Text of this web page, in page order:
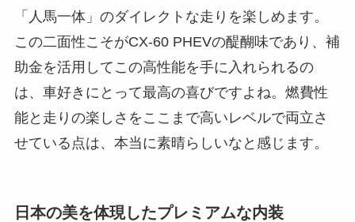
「人馬一体」のダイレクトな走りを楽しめます。
この二面性こそがCX-60 PHEVの醍醐味であり、補
助金を活用してこの高性能を手に入れられるの
は、車好きにとって最高の喜びですよね。燃費性
能と走りの楽しさをここまで高いレベルで両立さ
せている点は、本当に素晴らしいなと感じます。
日本の美を体現したプレミアムな内装